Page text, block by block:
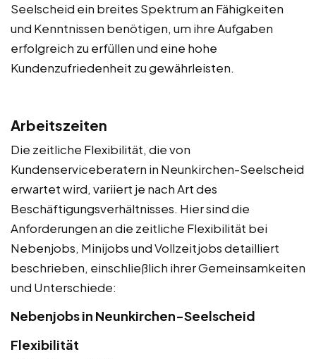
Seelscheid ein breites Spektrum an Fähigkeiten
und Kenntnissen benötigen, um ihre Aufgaben
erfolgreich zu erfüllen und eine hohe
Kundenzufriedenheit zu gewährleisten.
Arbeitszeiten
Die zeitliche Flexibilität, die von
Kundenserviceberatern in Neunkirchen-Seelscheid
erwartet wird, variiert je nach Art des
Beschäftigungsverhältnisses. Hier sind die
Anforderungen an die zeitliche Flexibilität bei
Nebenjobs, Minijobs und Vollzeitjobs detailliert
beschrieben, einschließlich ihrer Gemeinsamkeiten
und Unterschiede:
Nebenjobs in Neunkirchen-Seelscheid
Flexibilität